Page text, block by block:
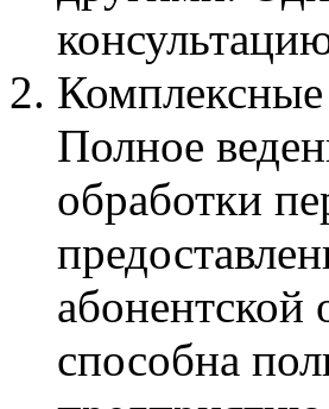
Комплексные
Полное
обработки
абонентской
способна